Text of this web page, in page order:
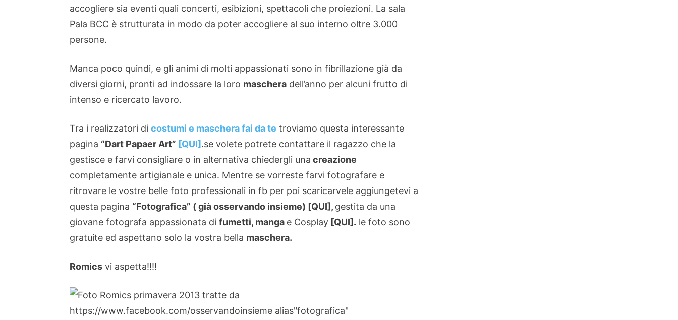
accogliere sia eventi quali concerti, esibizioni, spettacoli che proiezioni. La sala
Pala BCC è strutturata in modo da poter accogliere al suo interno oltre 3.000
persone.
Manca poco quindi, e gli animi di molti appassionati sono in fibrillazione già da
diversi giorni, pronti ad indossare la loro maschera dell’anno per alcuni frutto di
intenso e ricercato lavoro.
Tra i realizzatori di costumi e maschera fai da te troviamo questa interessante
pagina “Dart Papaer Art” [QUI] .se volete potrete contattare il ragazzo che la
gestisce e farvi consigliare o in alternativa chiedergli una creazione
completamente artigianale e unica. Mentre se vorreste farvi fotografare e
ritrovare le vostre belle foto professionali in fb per poi scaricarvele aggiungetevi a
questa pagina “Fotografica” ( già osservando insieme) [QUI] , gestita da una
giovane fotografa appassionata di fumetti, manga e Cosplay [QUI]. le foto sono
gratuite ed aspettano solo la vostra bella maschera.
Romics vi aspetta!!!!